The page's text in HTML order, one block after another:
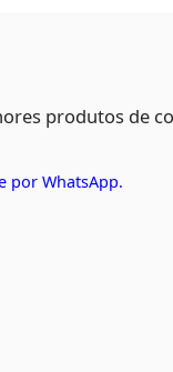
produtos de
por WhatsApp.